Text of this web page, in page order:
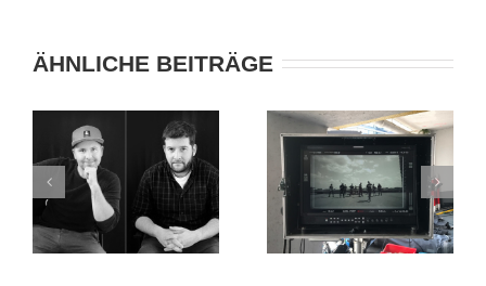
ÄHNLICHE BEITRÄGE
MITTELFINGER
RICHTUNG
ZUKUNFT |
MUSIKVIDEO-
DREH
IMAGEFILM